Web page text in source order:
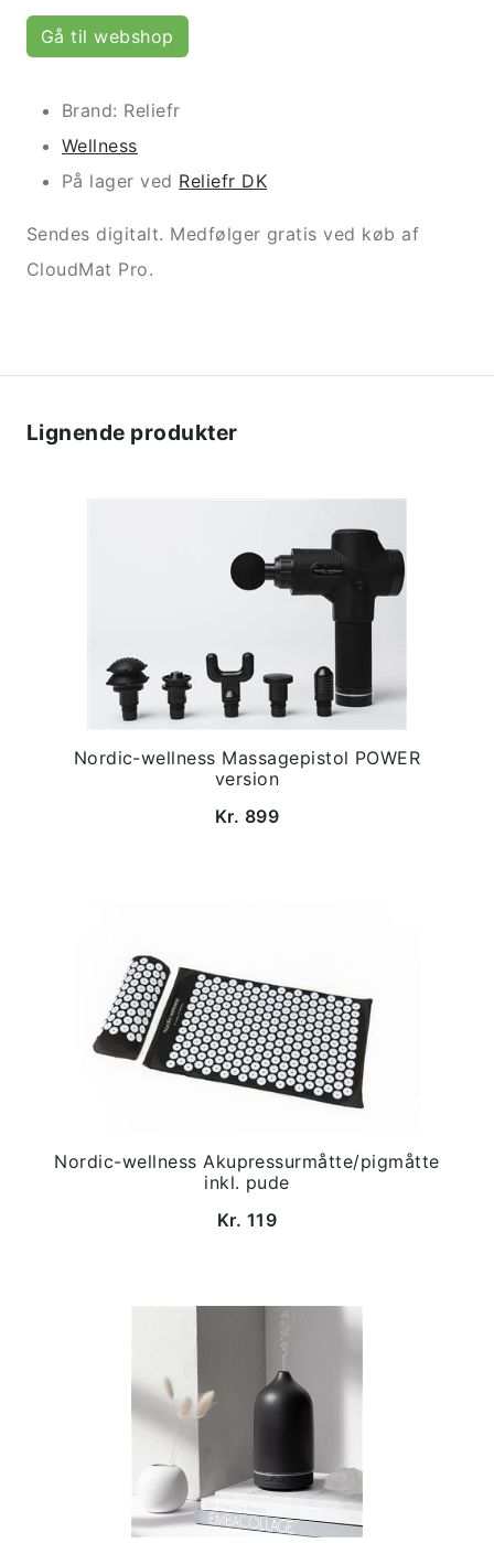
Gå til webshop
Brand: Reliefr
Wellness
På lager ved Reliefr DK
Sendes digitalt. Medfølger gratis ved køb af
CloudMat Pro.
Lignende produkter
Nordic-wellness Massagepistol POWER
version
Kr. 899
Nordic-wellness Akupressurmåtte/pigmåtte
inkl. pude
Kr. 119